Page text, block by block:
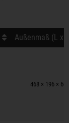
Außenmaß (L x
468 × 196 × 60